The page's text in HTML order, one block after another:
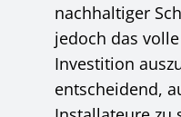
nachhaltiger
jedoch das
Investition
entscheidend,